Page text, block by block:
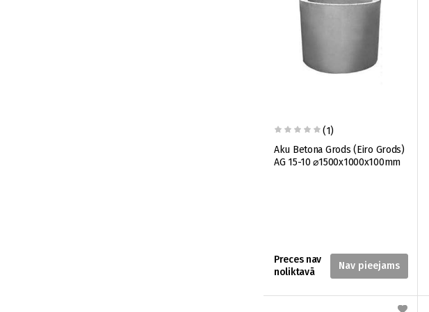
(1)
Aku Betona Grods (Eiro Grods)
AG 15-10 ⌀1500x1000x100mm
Preces nav
noliktavā